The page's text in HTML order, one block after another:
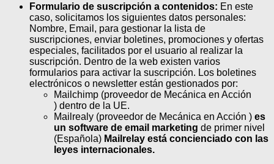
Formulario de suscripción a contenidos: En este
caso, solicitamos los siguientes datos personales:
Nombre, Email, para gestionar la lista de
suscripciones, enviar boletines, promociones y ofertas
especiales, facilitados por el usuario al realizar la
suscripción. Dentro de la web existen varios
formularios para activar la suscripción. Los boletines
electrónicos o newsletter están gestionados por:
Mailchimp (proveedor de Mecánica en Acción
) dentro de la UE.
Mailrealy (proveedor de Mecánica en Acción ) es
un software de email marketing de primer nivel
(Española) Mailrelay está concienciado con las
leyes internacionales.